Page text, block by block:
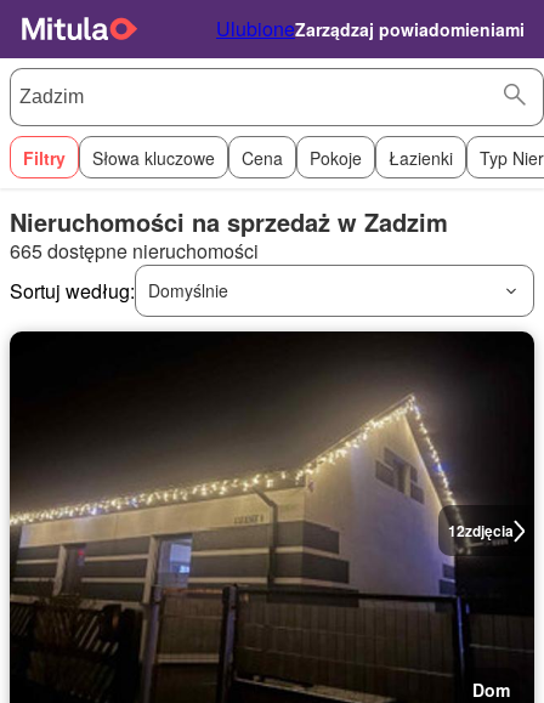
UlubioneZarządzaj powiadomieniami
Filtry Słowa kluczowe Cena Pokoje Łazienki Typ
Nieruchomości na sprzedaż w Zadzim
665 dostępne nieruchomości
Sortuj według:
Domyślnie
12zdjęcia
Dom